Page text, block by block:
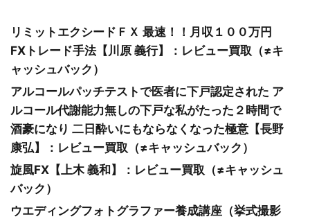
リミットエクシードＦＸ 最速！！月収１００万円
FXトレード手法【川原 義行】：レビュー買取（≠キ
ャッシュバック）
アルコールパッチテストで医者に下戸認定された ア
ルコール代謝能力無しの下戸な私がたった２時間で
酒豪になり 二日酔いにもならなくなった極意【長野
康弘】：レビュー買取（≠キャッシュバック）
旋風FX【上木 義和】：レビュー買取（≠キャッシュ
バック）
ウエディングフォトグラファー養成講座（挙式撮影